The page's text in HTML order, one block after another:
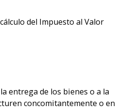
del Impuesto al Valor
entrega de los bienes o a la
concomitantemente o en